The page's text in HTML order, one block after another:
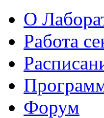
О
Работа
Форум